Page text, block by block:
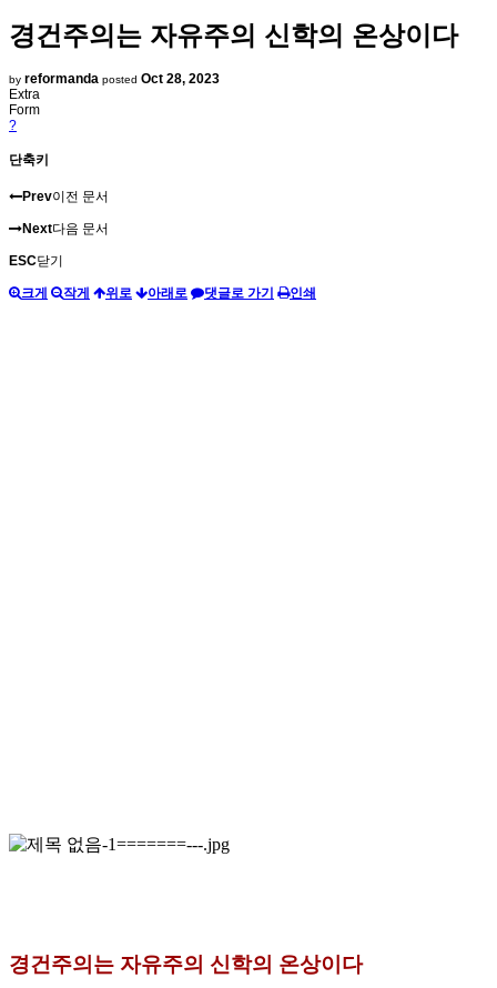
경건주의는 자유주의 신학의 온상이다
by reformanda posted Oct 28, 2023
Extra
Form
?
단축키
Prev이전 문서
Next다음 문서
ESC닫기
크게 작게 위로 아래로 댓글로 가기 인쇄
경건주의는 자유주의 신학의 온상이다